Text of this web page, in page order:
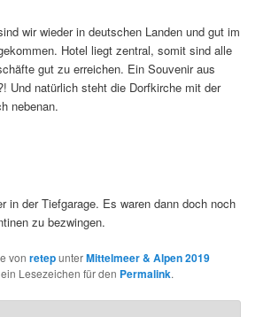
wir wieder in deutschen Landen und gut im
Hotel liegt zentral, somit sind alle
gut zu erreichen. Ein Souvenir aus
Und natürlich steht die Dorfkirche mit der
nebenan.
in der Tiefgarage. Es waren dann doch noch
zu bezwingen.
vonretepunterMittelmeer & Alpen 2019
Lesezeichen für den Permalink.